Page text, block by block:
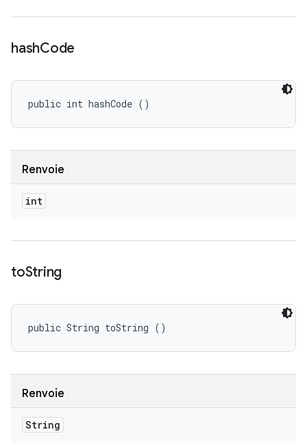
hashCode
public int hashCode ()
Renvoie
int
toString
public String toString ()
Renvoie
String